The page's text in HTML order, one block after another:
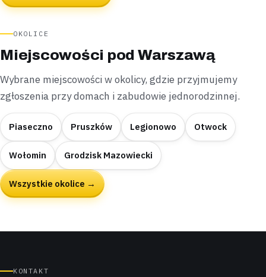
OKOLICE
Miejscowości pod Warszawą
Wybrane miejscowości w okolicy, gdzie przyjmujemy
zgłoszenia przy domach i zabudowie jednorodzinnej.
Piaseczno Pruszków Legionowo Otwock
Wołomin Grodzisk Mazowiecki
Wszystkie okolice →
KONTAKT